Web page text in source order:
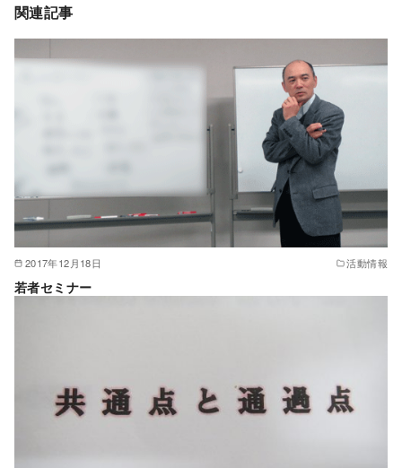
関連記事
2017年12月18日 活動情報
若者セミナー